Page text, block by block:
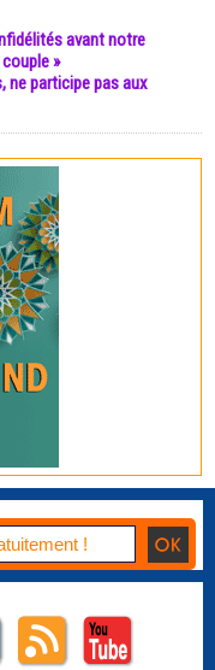
avant notre
»
ne participe pas aux